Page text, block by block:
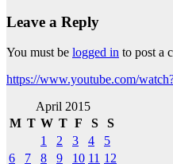
Leave a Reply
You must be logged in to post a
https://www.youtube.com/
April 2015
M T W T F S
S
1
2 3 4
5
6
7 8 9 10 11 12